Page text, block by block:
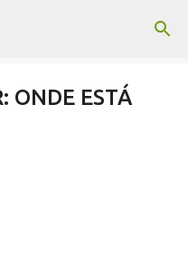
principal
ONDE ESTÁ